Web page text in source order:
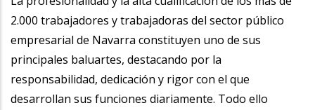
navegación
2.000 trabajadores y trabajadoras del sector público
empresarial de Navarra constituyen uno de sus
principales baluartes, destacando por la
responsabilidad, dedicación y rigor con el que
desarrollan sus funciones diariamente. Todo ello